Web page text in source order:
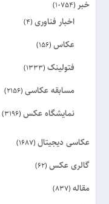
خبر (10754)
اخبار فناوری (4)
عکاس (156)
فتولینک (1333)
مسابقه عکاسی (2156)
نمایشگاه عکس (3196)
عکاسی دیجیتال (1687)
گالری عکس (62)
مقاله (837)